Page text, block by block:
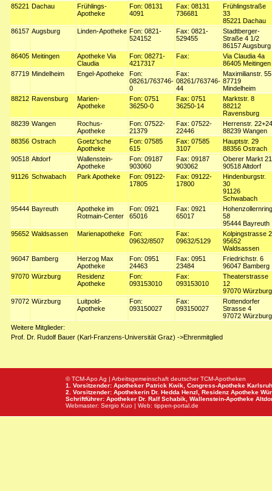
85221 Dachau
Frühlings-
Apotheke
Fon: 08131
4091
Fax: 08131
736681
Frühlingstraße
33
85221 Dachau
86157 Augsburg Linden-Apotheke Fon: 0821-
524152
Fax: 0821-
529455
Stadtberger-
Straße 4 1/2
86157 Augsburg
86405 Meitingen
Apotheke Via
Claudia
Fon: 08271-
4217317
Fax:
Via Claudia 4a
86405 Meitingen
87719 Mindelheim Engel-Apotheke
Fon:
08261/763746-
0
Fax:
08261/763746-
44
Maximilianstr. 55
87719
Mindelheim
88212 Ravensburg
Marien-
Apotheke
Fon: 0751
36250-0
Fax: 0751
36250-14
Marktstr. 8
88212
Ravensburg
88239 Wangen
Rochus-
Apotheke
Fon: 07522-
21379
Fax: 07522-
22446
Herrenstr. 22+24
88239 Wangen
88356 Ostrach
Goetz'sche
Apotheke
Fon: 07585
615
Fax: 07585
3107
Hauptstr. 29
88356 Ostrach
90518 Altdorf
Wallenstein-
Apotheke
Fon: 09187
903060
Fax: 09187
903062
Oberer Markt 21
90518 Altdorf
91126 Schwabach Park Apotheke
Fon: 09122-
17805
Fax: 09122-
17800
Hindenburgstr.
30
91126
Schwabach
95444 Bayreuth
Apotheke im
Rotmain-Center
Fon: 0921
65016
Fax: 0921
65017
Hohenzollernring
58
95444 Bayreuth
95652 Waldsassen Marienapotheke
Fon:
09632/8507
Fax:
09632/5129
Kolpingstrasse 2
95652
Waldsassen
96047 Bamberg
Herzog Max
Apotheke
Fon: 0951
24463
Fax: 0951
23484
Friedrichstr. 6
96047 Bamberg
97070 Würzburg
Residenz
Apotheke
Fon:
093153010
Fax:
093153010
Theaterstrasse
12
97070 Würzburg
97072 Würzburg
Luitpold-
Apotheke
Fon:
093150027
Fax:
093150027
Rottendorfer
Strasse 4
97072 Würzburg
Weitere Mitglieder:
Prof. Dr. Rudolf Bauer (Karl-Franzens-Universität Graz) ->Ehrenmitglied
© TCM-Apo Ag | Arbeitsgemeinschaft deutscher TCM-Apotheken
1. Vorsitzender: Apotheker Patrick Kwik, Congress-Apotheke
2. Vorsitzender: Apothekerin Dr. Hedda Henzl, Residenz Apotheke
Schriftführer: Apotheker Dr. Ralf Schabik, Wallenstein-Apotheke
Webmaster: Sergio Kuo | Web: tippen-portal.de